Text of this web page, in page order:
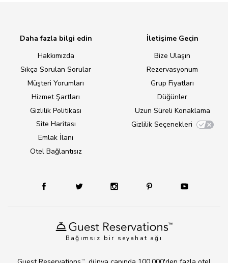
Bağımsız bir seyahat ağı
Daha fazla bilgi edin
Hakkımızda
Sıkça Sorulan Sorular
Müşteri Yorumları
Hizmet Şartları
Gizlilik Politikası
Site Haritası
Emlak İlanı
Otel Bağlantısız
İletişime Geçin
Bize Ulaşın
Rezervasyonum
Grup Fiyatları
Düğünler
Uzun Süreli Konaklama
Gizlilik Seçenekleri
TM